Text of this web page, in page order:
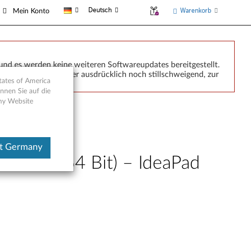
Mein Konto Deutsch Warenkorb
es werden keine weiteren Softwareupdates bereitgestellt.
weder ausdrücklich noch stillschweigend, zur
abgedeckt.
Bit, 64 Bit) – IdeaPad
of America
Sie auf die
Website
Germany